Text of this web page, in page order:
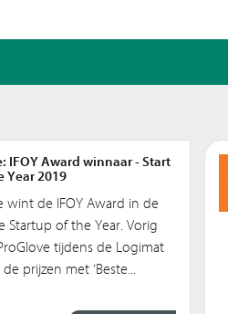
IFOY Award winnaar - Start
Year 2019
wint de IFOY Award in de
Startup of the Year. Vorig
tijdens de Logimat
prijzen met ‘Beste...